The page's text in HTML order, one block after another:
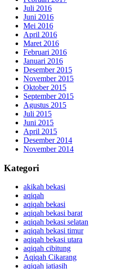
Juli 2016
Juni 2016
Mei 2016
April 2016
Maret 2016
Februari 2016
Januari 2016
Desember 2015
November 2015
Oktober 2015
September 2015
Agustus 2015
Juli 2015
Juni 2015
April 2015
Desember 2014
November 2014
Kategori
akikah bekasi
aqiqah
aqiqah bekasi
aqiqah bekasi barat
aqiqah bekasi selatan
aqiqah bekasi timur
aqiqah bekasi utara
aqiqah cibitung
Aqiqah Cikarang
aqiqah jatiasih